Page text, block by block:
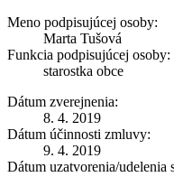
Meno podpisujúcej osoby:
Marta Tušová
Funkcia podpisujúcej osoby:
starostka obce
Dátum zverejnenia:
8. 4. 2019
Dátum účinnosti zmluvy:
9. 4. 2019
Dátum uzatvorenia/udelenia